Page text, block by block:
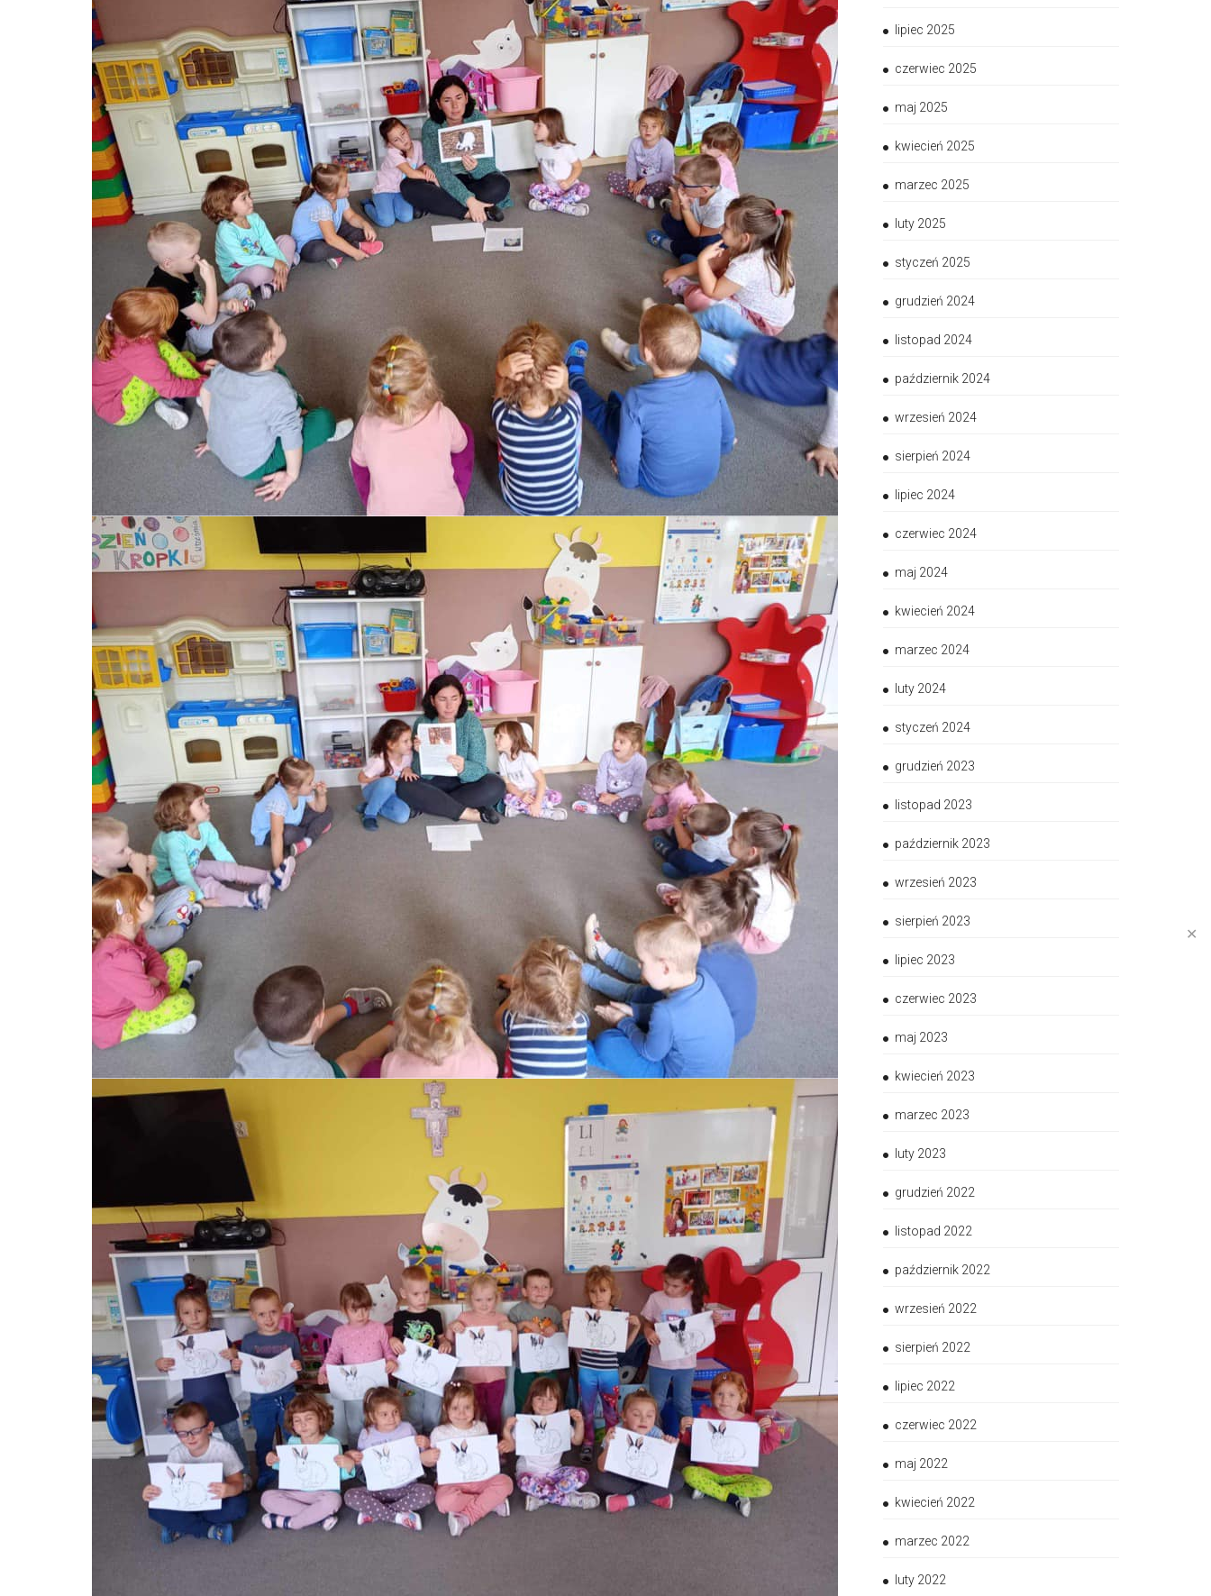
✕
lipiec 2025
czerwiec 2025
maj 2025
kwiecień 2025
marzec 2025
luty 2025
styczeń 2025
grudzień 2024
listopad 2024
październik 2024
wrzesień 2024
sierpień 2024
lipiec 2024
czerwiec 2024
maj 2024
kwiecień 2024
marzec 2024
luty 2024
styczeń 2024
grudzień 2023
listopad 2023
październik 2023
wrzesień 2023
sierpień 2023
lipiec 2023
czerwiec 2023
maj 2023
kwiecień 2023
marzec 2023
luty 2023
grudzień 2022
listopad 2022
październik 2022
wrzesień 2022
sierpień 2022
lipiec 2022
czerwiec 2022
maj 2022
kwiecień 2022
marzec 2022
luty 2022